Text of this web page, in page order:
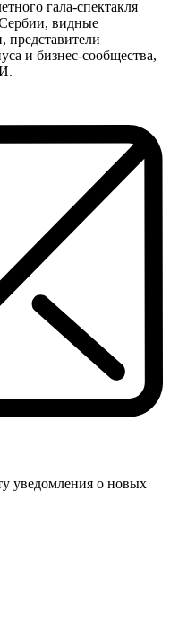
гала-спектакля
видные
представители
и бизнес-сообщества,
уведомления о новых